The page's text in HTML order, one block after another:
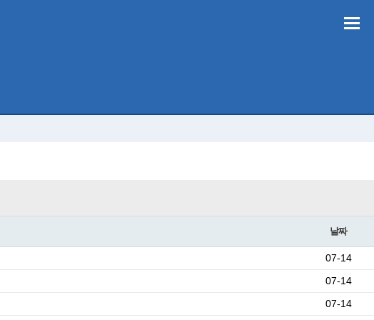
날짜
07-14
07-14
07-14